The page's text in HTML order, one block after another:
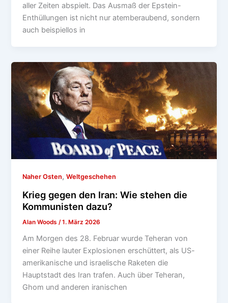
aller Zeiten abspielt. Das Ausmaß der Epstein-
Enthüllungen ist nicht nur atemberaubend, sondern
auch beispiellos in
Naher Osten,Weltgeschehen
Krieg gegen den Iran: Wie stehen die
Kommunisten dazu?
Alan Woods /1. März 2026
Am Morgen des 28. Februar wurde Teheran von
einer Reihe lauter Explosionen erschüttert, als US-
amerikanische und israelische Raketen die
Hauptstadt des Iran trafen. Auch über Teheran,
Ghom und anderen iranischen